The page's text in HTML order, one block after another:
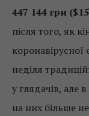
447 144 грн
після того, як
коронавірусної
неділя
у глядачів, але
на них більше